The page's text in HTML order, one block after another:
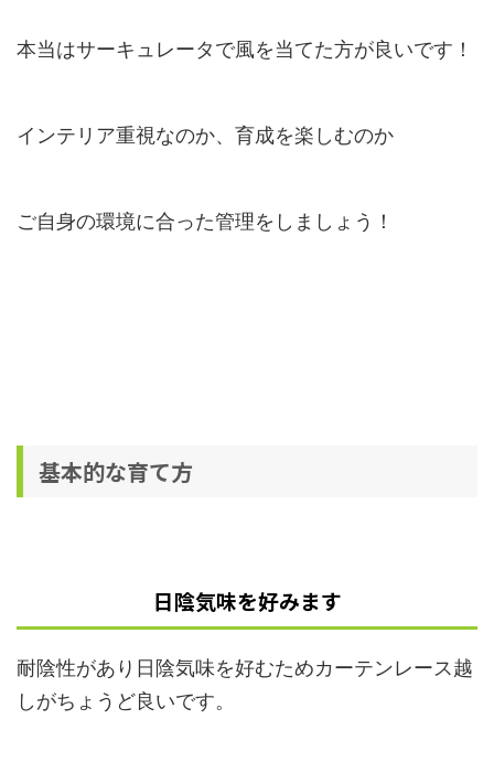
本当はサーキュレータで風を当てた方が良いです！
インテリア重視なのか、育成を楽しむのか
ご自身の環境に合った管理をしましょう！
基本的な育て方
日陰気味を好みます
耐陰性があり日陰気味を好むためカーテンレース越
しがちょうど良いです。